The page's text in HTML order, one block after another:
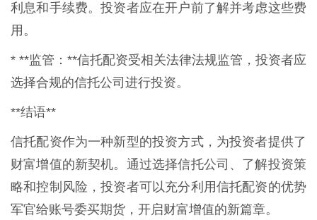
利息和手续费。投资者应在开户前了解并考虑这些费
用。
* **监管：**信托配资受相关法律法规监管，投资者应
选择合规的信托公司进行投资。
**结语**
信托配资作为一种新型的投资方式，为投资者提供了
财富增值的新契机。通过选择信托公司、了解投资策
略和控制风险，投资者可以充分利用信托配资的优势
军官给账号委买期货，开启财富增值的新篇章。